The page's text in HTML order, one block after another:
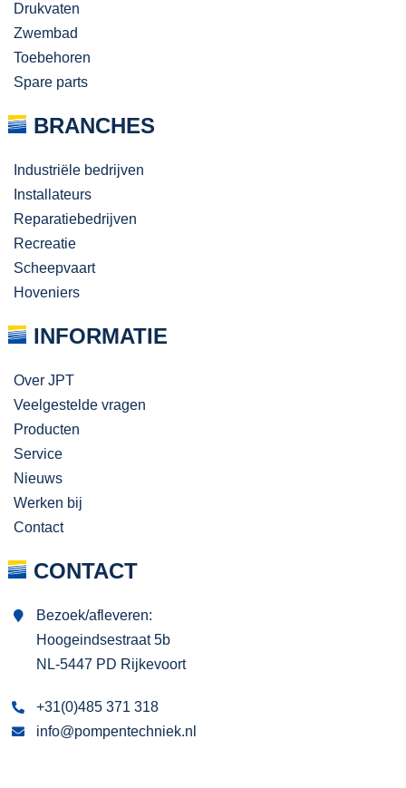
Drukvaten
Zwembad
Toebehoren
Spare parts
BRANCHES
Industriële bedrijven
Installateurs
Reparatiebedrijven
Recreatie
Scheepvaart
Hoveniers
INFORMATIE
Over JPT
Veelgestelde vragen
Producten
Service
Nieuws
Werken bij
Contact
CONTACT
Bezoek/afleveren:
Hoogeindsestraat 5b
NL-5447 PD Rijkevoort
+31(0)485 371 318
info@pompentechniek.nl